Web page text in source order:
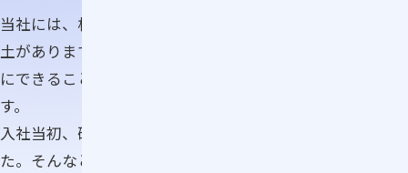
当社には、相手の価値観を大切にし、お互いを思いやる風
土があります。自分の考えを伝え、アイディアや工夫を形
にできることが、さらなる仕事への意欲につながっていま
す。
入社当初、研修の運営に試行錯誤していたことがありまし
た。そんなとき、上司にもらった「自分のカラーをもっと